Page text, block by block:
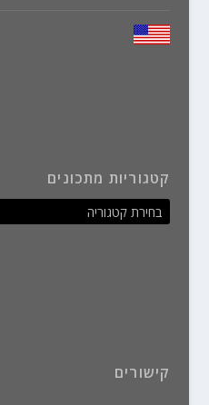
קטגוריות מתכונים
קישורים